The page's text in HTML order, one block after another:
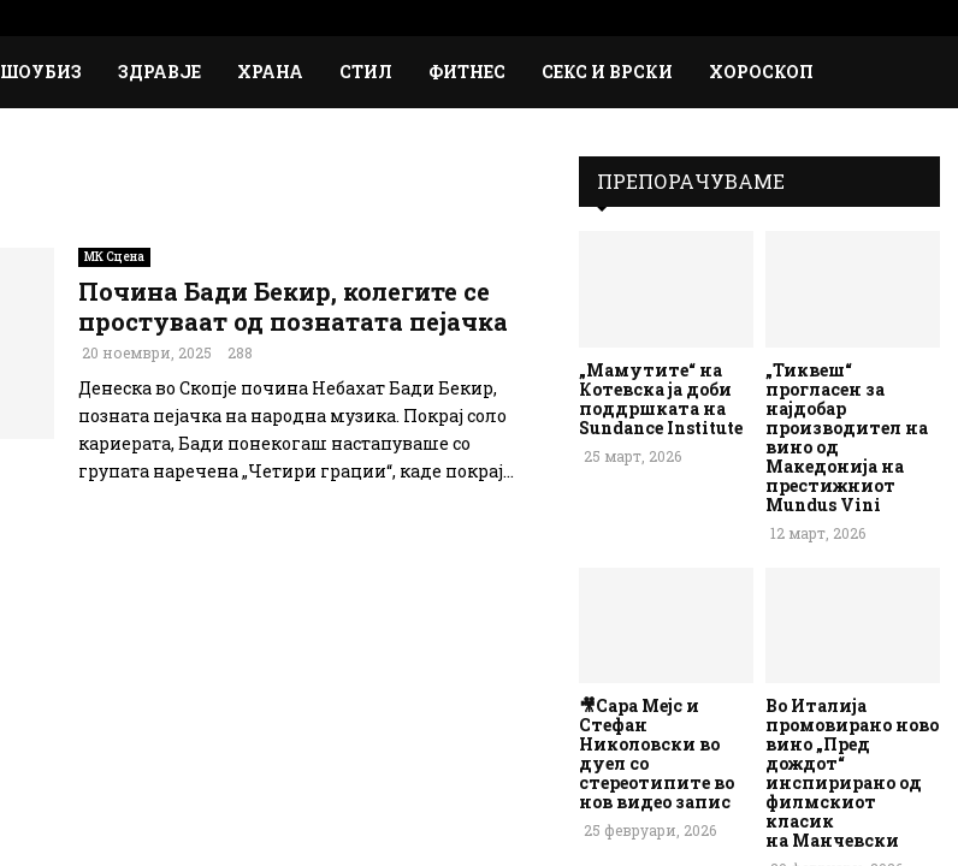
ШОУБИЗ ЗДРАВЈЕ ХРАНА СТИЛ ФИТНЕС СЕКС И ВРСКИ ХОРОСКОП
МК Сцена
Почина Бади Бекир, колегите се
простуваат од познатата пејачка
20 ноември, 2025 288
Денеска во Скопје почина Небахат Бади Бекир,
позната пејачка на народна музика. Покрај соло
кариерата, Бади понекогаш настапуваше со
групата наречена „Четири грации“, каде покрај...
ПРЕПОРАЧУВАМЕ
„Мамутите“ на
Котевска ја доби
поддршката на
Sundance Institute
25 март, 2026
„Тиквеш“
прогласен за
најдобар
производител на
вино од
Македонија на
престижниот
Mundus Vini
12 март, 2026
🎥Сара Мејс и
Стефан
Николовски во
дуел со
стереотипите во
нов видео запис
25 февруари, 2026
Во Италија
промовирано ново
вино „Пред
дождот“
инспирирано од
филмскиот
класик
на Манчевски